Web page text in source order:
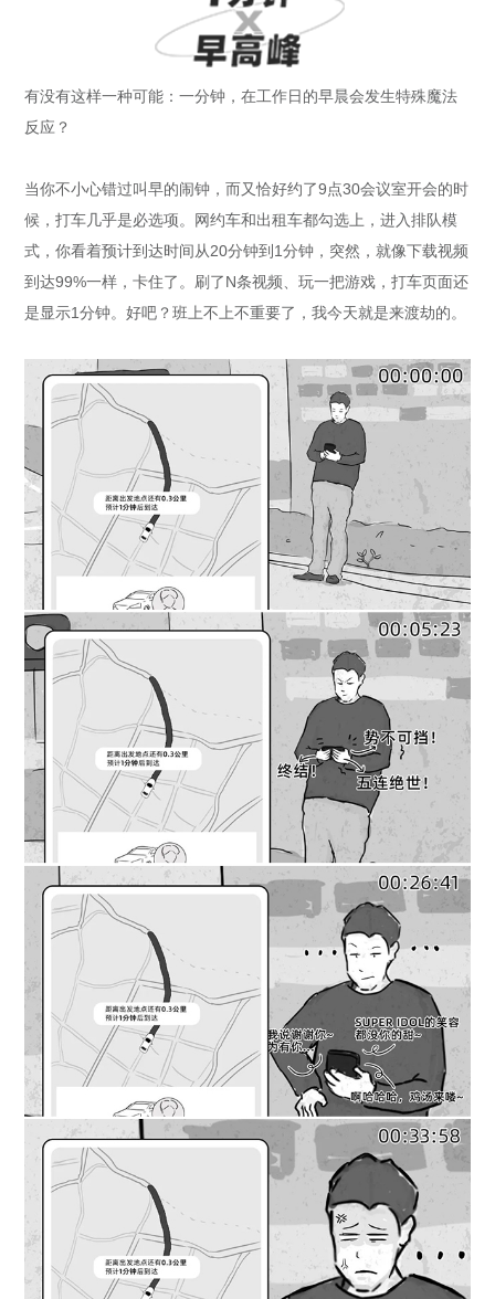
有没有这样一种可能：一分钟，在工作日的早晨会发生特殊魔法
反应？
当你不小心错过叫早的闹钟，而又恰好约了9点30会议室开会的时
候，打车几乎是必选项。网约车和出租车都勾选上，进入排队模
式，你看着预计到达时间从20分钟到1分钟，突然，就像下载视频
到达99%一样，卡住了。刷了N条视频、玩一把游戏，打车页面还
是显示1分钟。好吧？班上不上不重要了，我今天就是来渡劫的。